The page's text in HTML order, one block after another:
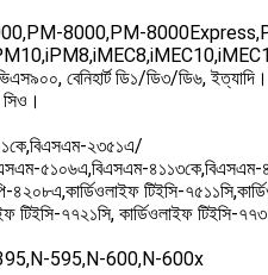
8000,PM-
বেনিহার্ট ডি১/ডি৩/ডি৬, ইত্যাদি।
২৩৫১এ/
৫১০৬এ,বিএসএম-
টিইসি-
টিইসি-৭৭২১সি, কার্ডিওলাইফ টিইসি-
595,N-600,N-600x